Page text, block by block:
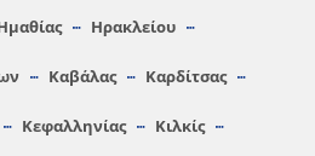
Ηρακλείου
Καβάλας Καρδίτσας
Κεφαλληνίας Κιλκίς